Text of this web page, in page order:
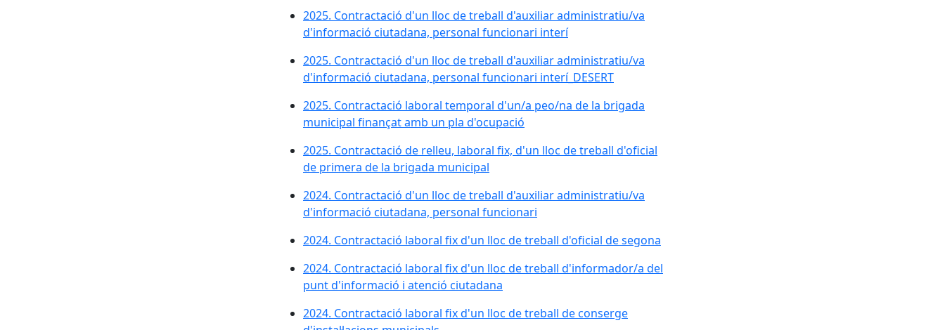
2025. Contractació d'un lloc de treball d'auxiliar administratiu/va
d'informació ciutadana, personal funcionari interí
2025. Contractació d'un lloc de treball d'auxiliar administratiu/va
d'informació ciutadana, personal funcionari interí_DESERT
2025. Contractació laboral temporal d'un/a peo/na de la brigada
municipal finançat amb un pla d'ocupació
2025. Contractació de relleu, laboral fix, d'un lloc de treball d'oficial
de primera de la brigada municipal
2024. Contractació d'un lloc de treball d'auxiliar administratiu/va
d'informació ciutadana, personal funcionari
2024. Contractació laboral fix d'un lloc de treball d'oficial de segona
2024. Contractació laboral fix d'un lloc de treball d'informador/a del
punt d'informació i atenció ciutadana
2024. Contractació laboral fix d'un lloc de treball de conserge